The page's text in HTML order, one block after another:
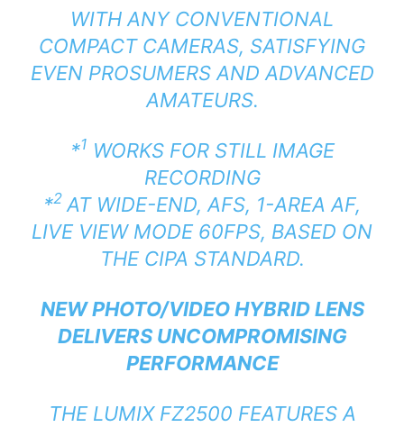
WITH ANY CONVENTIONAL
COMPACT CAMERAS, SATISFYING
EVEN PROSUMERS AND ADVANCED
AMATEURS.
*1 WORKS FOR STILL IMAGE
RECORDING
*2 AT WIDE-END, AFS, 1-AREA AF,
LIVE VIEW MODE 60FPS, BASED ON
THE CIPA STANDARD.
NEW PHOTO/VIDEO HYBRID LENS
DELIVERS UNCOMPROMISING
PERFORMANCE
THE LUMIX FZ2500 FEATURES A